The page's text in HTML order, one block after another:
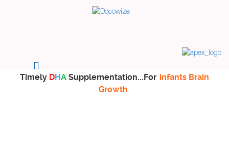
Timely DHA Supplementation...For infants Brain
Growth